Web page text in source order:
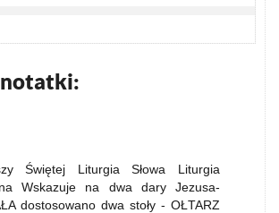
Świętej Liturgia Słowa Liturgia
Wskazuje na dwa dary Jezusa-
dostosowano dwa stoły - OŁTARZ